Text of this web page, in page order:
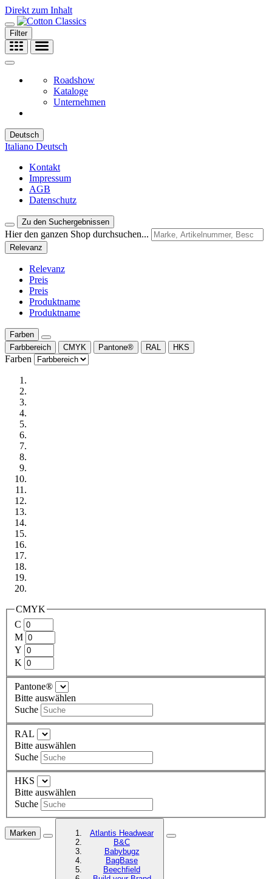
Direkt zum Inhalt
Filter
Roadshow
Kataloge
Unternehmen
Deutsch
Italiano Deutsch
Kontakt
Impressum
AGB
Datenschutz
Zu den Suchergebnissen
Hier den ganzen Shop durchsuchen...
Relevanz
Relevanz
Preis
Preis
Produktname
Produktname
Farben
Farbbereich
CMYK Pantone® RAL HKS
Farben
CMYK
C
M
Y
K
Pantone®
Bitte auswählen
Suche
RAL
Bitte auswählen
Suche
HKS
Bitte auswählen
Suche
Marken
Atlantis Headwear
B&C
Babybugz
BagBase
Beechfield